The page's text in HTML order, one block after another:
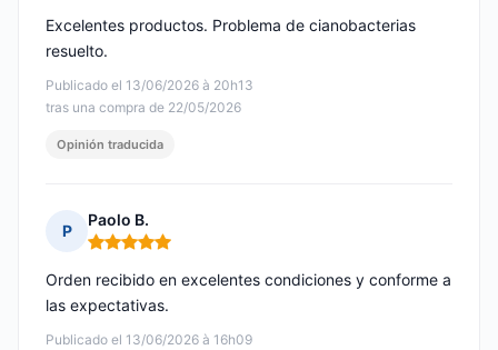
Publicado el 13/06/2026 à 20h13
tras una compra de 22/05/2026
Excelentes productos. Problema de cianobacterias
resuelto.
Opinión traducida
P
Paolo B.
Nota: 5 de 5
Publicado el 13/06/2026 à 16h09
Orden recibido en excelentes condiciones y conforme a
las expectativas.